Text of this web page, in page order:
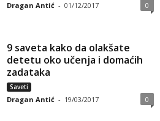
Dragan Antić - 01/12/2017 0
9 saveta kako da olakšate
detetu oko učenja i domaćih
zadataka
Saveti
Dragan Antić - 19/03/2017 0